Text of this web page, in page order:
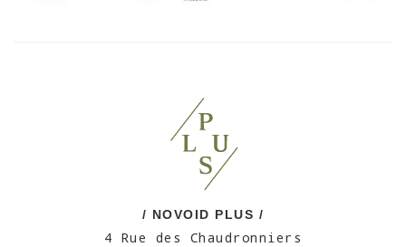
/ NOVOID PLUS /
4 Rue des Chaudronniers